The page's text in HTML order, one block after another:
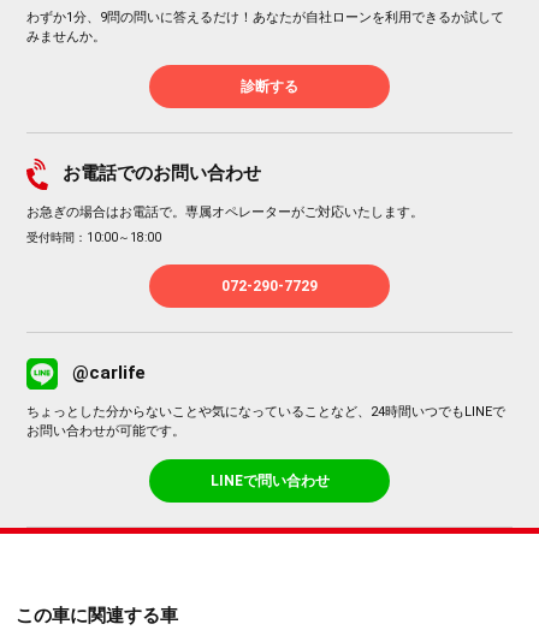
わずか1分、9問の問いに答えるだけ！あなたが自社ローンを利用できるか試して
みませんか。
診断する
お電話でのお問い合わせ
お急ぎの場合はお電話で。専属オペレーターがご対応いたします。
受付時間：10:00～18:00
072-290-7729
@carlife
ちょっとした分からないことや気になっていることなど、24時間いつでもLINEで
お問い合わせが可能です。
LINEで問い合わせ
この車に関連する車